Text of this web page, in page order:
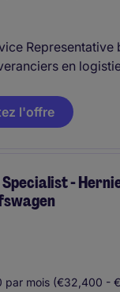
Representative
en
service
l'offre
-
par mois (€32,400 -